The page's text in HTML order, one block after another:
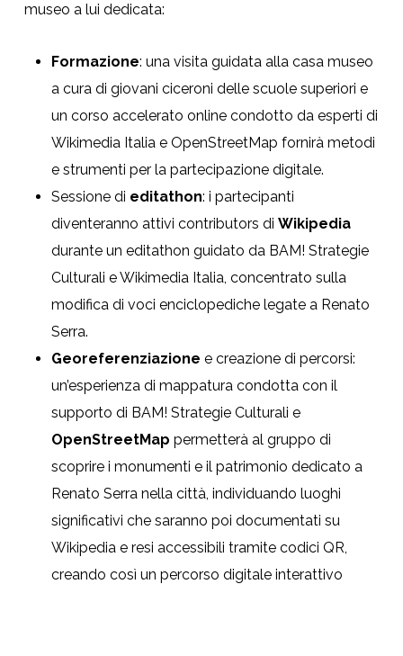
museo a lui dedicata:
Formazione: una visita guidata alla casa museo
a cura di giovani ciceroni delle scuole superiori e
un corso accelerato online condotto da esperti di
Wikimedia Italia e OpenStreetMap fornirà metodi
e strumenti per la partecipazione digitale.
Sessione di editathon: i partecipanti
diventeranno attivi contributors di Wikipedia
durante un editathon guidato da BAM! Strategie
Culturali e Wikimedia Italia, concentrato sulla
modifica di voci enciclopediche legate a Renato
Serra.
Georeferenziazione e creazione di percorsi:
un’esperienza di mappatura condotta con il
supporto di BAM! Strategie Culturali e
OpenStreetMap permetterà al gruppo di
scoprire i monumenti e il patrimonio dedicato a
Renato Serra nella città, individuando luoghi
significativi che saranno poi documentati su
Wikipedia e resi accessibili tramite codici QR,
creando così un percorso digitale interattivo